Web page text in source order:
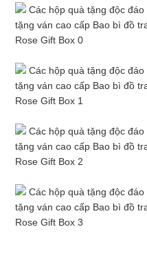
ĐỒ
TRANG
WEB
CHÍNH
SÁCH
BẢO
MẬT